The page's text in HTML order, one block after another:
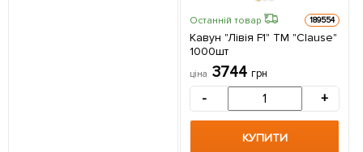
Останній товар 189554
Кавун "Лівія F1" ТМ "Clause"
1000шт
ціна 3744 грн
- +
КУПИТИ